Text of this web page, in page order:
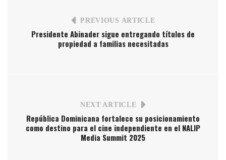
PREVIOUS ARTICLE
Presidente Abinader sigue entregando títulos de
propiedad a familias necesitadas
NEXT ARTICLE
República Dominicana fortalece su posicionamiento
como destino para el cine independiente en el NALIP
Media Summit 2025